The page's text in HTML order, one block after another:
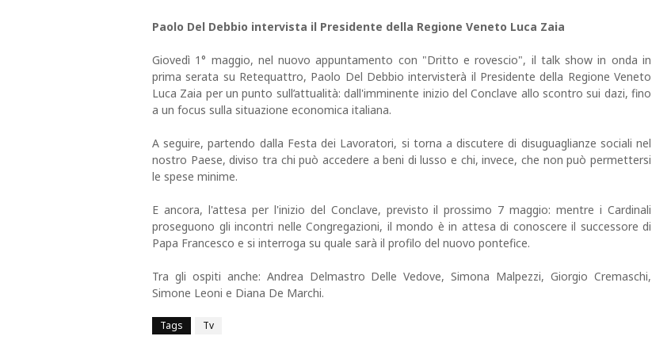
Paolo Del Debbio intervista il Presidente della Regione Veneto Luca Zaia
Giovedì 1° maggio, nel nuovo appuntamento con "Dritto e rovescio", il talk show in onda in
prima serata su Retequattro, Paolo Del Debbio intervisterà il Presidente della Regione Veneto
Luca Zaia per un punto sull’attualità: dall'imminente inizio del Conclave allo scontro sui dazi, fino
a un focus sulla situazione economica italiana.
A seguire, partendo dalla Festa dei Lavoratori, si torna a discutere di disuguaglianze sociali nel
nostro Paese, diviso tra chi può accedere a beni di lusso e chi, invece, che non può permettersi
le spese minime.
E ancora, l'attesa per l'inizio del Conclave, previsto il prossimo 7 maggio: mentre i Cardinali
proseguono gli incontri nelle Congregazioni, il mondo è in attesa di conoscere il successore di
Papa Francesco e si interroga su quale sarà il profilo del nuovo pontefice.
Tra gli ospiti anche: Andrea Delmastro Delle Vedove, Simona Malpezzi, Giorgio Cremaschi,
Simone Leoni e Diana De Marchi.
Tags Tv